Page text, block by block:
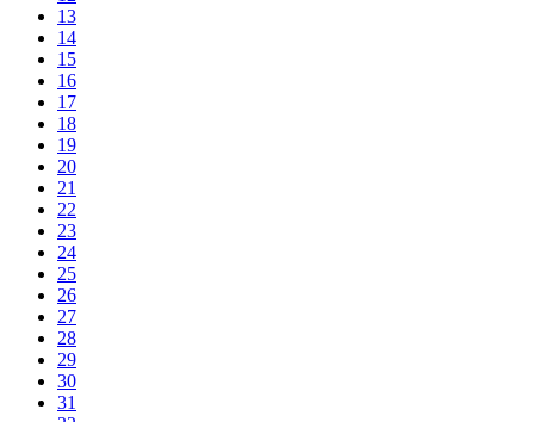
13
14
15
16
17
18
19
20
21
22
23
24
25
26
27
28
29
30
31